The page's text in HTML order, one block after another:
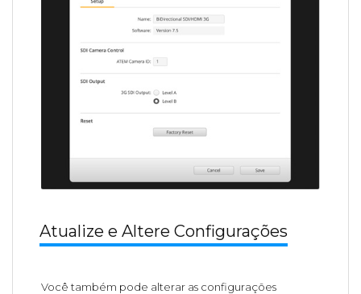
Atualize e Altere Configurações
Você também pode alterar as configurações